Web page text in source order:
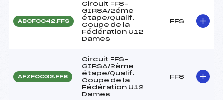
ABOF0042.FFS
Circuit FFS-
GIRSA/2éme
étape/Qualif.
Coupe de la
Fédération U12
Dames
FFS
AFZF0032.FFS
Circuit FFS-
GIRSA/2ème
étape/Qualif.
Coupe de la
Fédération U12
Dames
FFS